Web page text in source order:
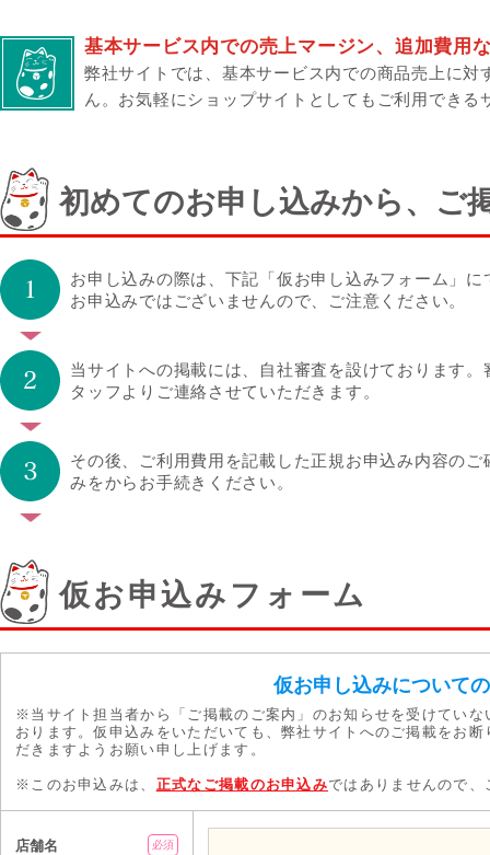
基本サービス内での売上マージン、追加費用
弊社サイトでは、基本サービス内での商品売上に
ん。 お気軽にショップサイトとしてもご利用できる
初めてのお申し込みから、ご
お申し込みの際は、下記「仮お申し込みフォーム」
お申込みではございませんので、ご注意ください。
当サイトへの掲載には、自社審査を設けております
タッフよりご連絡させていただきます。
その後、ご利用費用を記載した正規お申込み内容の
みをからお手続きください。
仮お申込みフォーム
仮お申し込みについて
※当サイト担当者から「ご掲載のご案内」のお知らせを受けてい
おります。仮申込みをいただいても、弊社サイトへのご掲載をお
だきますようお願い申し上げます。
※このお申込みは、 正式なご掲載のお申込みではありませんので
店舗名 必須